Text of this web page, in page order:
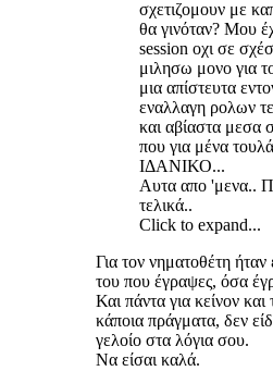
σχετιζομουν με
θα γινόταν? Μου
session οχι σε
μιλησω μονο για
μια απίστευτα
εναλλαγη ρολων
και αβίαστα μεσα
που για μένα
ΙΔΑΝΙΚΟ...
Αυτα απο 'μενα..
τελικά..
Click to expand...
Για τον νηματοθέτη ήταν
του που έγραψες, όσα
Και πάντα για κείνον
κάποια πράγματα, δεν
γελοίο στα λόγια σου.
Να είσαι καλά.